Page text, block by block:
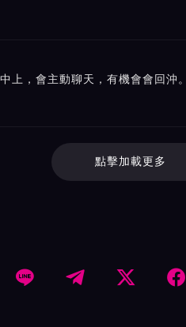
上，會主動聊天，有機會會回沖。
點擊加載更多
   